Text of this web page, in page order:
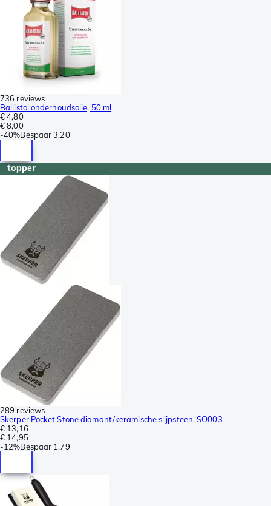
736 reviews
Ballistol onderhoudsolie, 50 ml
€ 4,80
€ 8,00
-40%Bespaar 3,20
topper
289 reviews
Skerper Pocket Stone diamant/keramische slijpsteen, SO003
€ 13,16
€ 14,95
-12%Bespaar 1,79